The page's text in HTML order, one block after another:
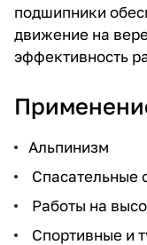
подшипники
движение на
эффективность
Альпинизм
Спасательные
Работы на
Спортивные и